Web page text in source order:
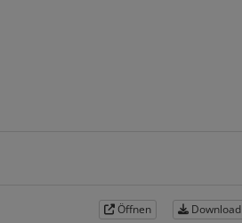
Öffnen Download